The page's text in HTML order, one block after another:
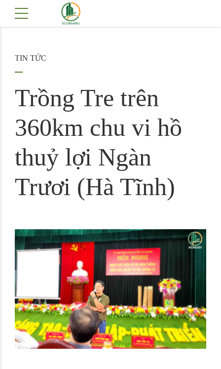
TIN TỨC
Trồng Tre trên
360km chu vi hồ
thuỷ lợi Ngàn
Trươi (Hà Tĩnh)